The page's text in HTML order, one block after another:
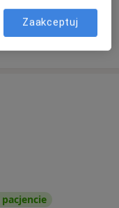
Specjalista nie oferuje umawiania online pod tym adresem.
Zaakceptuj